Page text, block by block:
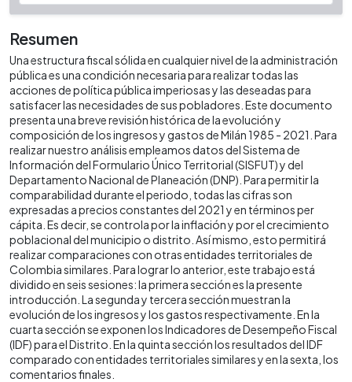
Resumen
Una estructura fiscal sólida en cualquier nivel de la administración
pública es una condición necesaria para realizar todas las
acciones de política pública imperiosas y las deseadas para
satisfacer las necesidades de sus pobladores. Este documento
presenta una breve revisión histórica de la evolución y
composición de los ingresos y gastos de Milán 1985 - 2021. Para
realizar nuestro análisis empleamos datos del Sistema de
Información del Formulario Único Territorial (SISFUT) y del
Departamento Nacional de Planeación (DNP). Para permitir la
comparabilidad durante el periodo, todas las cifras son
expresadas a precios constantes del 2021 y en términos per
cápita. Es decir, se controla por la inflación y por el crecimiento
poblacional del municipio o distrito. Así mismo, esto permitirá
realizar comparaciones con otras entidades territoriales de
Colombia similares. Para lograr lo anterior, este trabajo está
dividido en seis sesiones: la primera sección es la presente
introducción. La segunda y tercera sección muestran la
evolución de los ingresos y los gastos respectivamente. En la
cuarta sección se exponen los Indicadores de Desempeño Fiscal
(IDF) para el Distrito. En la quinta sección los resultados del IDF
comparado con entidades territoriales similares y en la sexta, los
comentarios finales.